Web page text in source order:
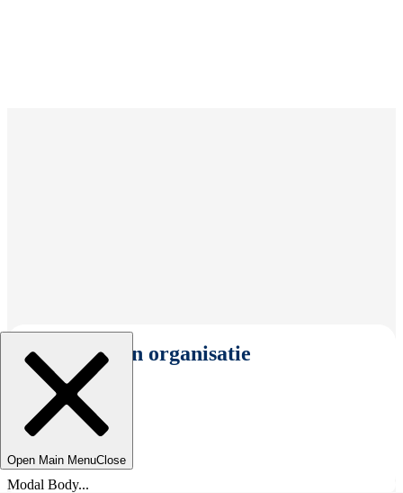
Selecteer een organisatie
Open Main MenuClose
Modal Body...